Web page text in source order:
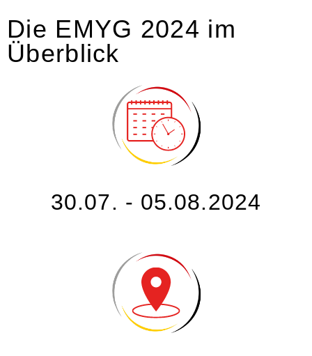
Die EMYG 2024 im
Überblick
30.07. - 05.08.2024